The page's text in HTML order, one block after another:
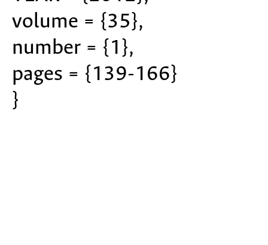
volume = {35},
number = {1},
pages = {139-166}
}